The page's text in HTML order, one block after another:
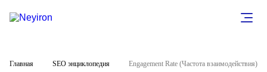
Главная SEO энциклопедия Engagement Rate (Частота взаимодействия)